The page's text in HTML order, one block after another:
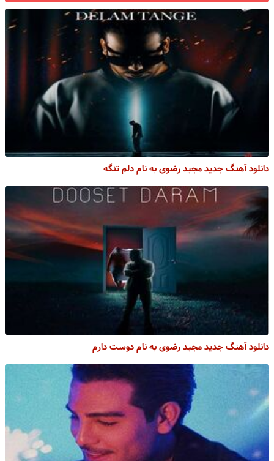
دانلود آهنگ جدید مجید رضوی به نام دلم تنگه
دانلود آهنگ جدید مجید رضوی به نام دوست دارم